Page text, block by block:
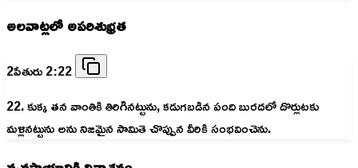
అలవాట్లలో అపరిశుభ్రత
2పేతురు 2:22
22. కుక్క తన వాంతికి తిరిగినట్టును, కడుగబడిన పంది బురదలో దొర్లుటకు
మళ్లినట్టును అను నిజమైన సామితె చొప్పున వీరికి సంభవించెను.